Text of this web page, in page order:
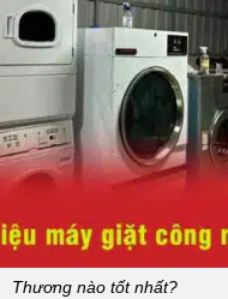
Thương nào tốt nhất?